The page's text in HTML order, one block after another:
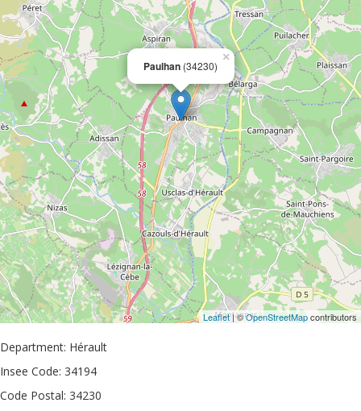
Paulhan (34230)
×
Leaflet| ©OpenStreetMapcontributors
Department: Hérault
Insee Code: 34194
Code Postal: 34230